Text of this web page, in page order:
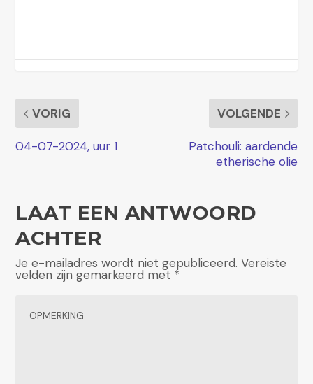
VORIG
04-07-2024, uur 1
VOLGENDE
Patchouli: aardende
etherische olie
LAAT EEN ANTWOORD
ACHTER
Je e-mailadres wordt niet gepubliceerd. Vereiste
velden zijn gemarkeerd met *